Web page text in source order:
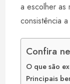
a escolher as
consistência
Confira
O que são
Principais